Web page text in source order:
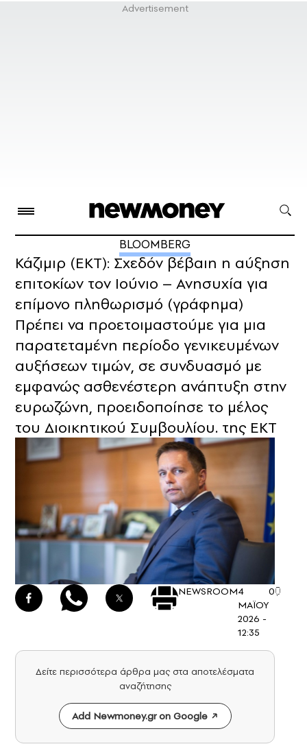
BLOOMBERG
Κάζιμιρ (ΕΚΤ): Σχεδόν βέβαιη η αύξηση
επιτοκίων τον Ιούνιο – Ανησυχία για
επίμονο πληθωρισμό (γράφημα)
Πρέπει να προετοιμαστούμε για μια
παρατεταμένη περίοδο γενικευμένων
αυξήσεων τιμών, σε συνδυασμό με
εμφανώς ασθενέστερη ανάπτυξη στην
ευρωζώνη, προειδοποίησε το μέλος
του Διοικητικού Συμβουλίου. της ΕΚΤ
NEWSROOM4
ΜΑΪΟΥ
2026 -
12:35
0
Δείτε περισσότερα άρθρα μας στα αποτελέσματα
αναζήτησης
Add Newmoney.gr on Google